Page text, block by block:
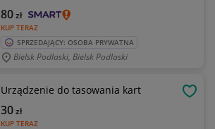
KUP TERAZ
80zł
SPRZEDAJĄCY: OSOBA PRYWATNA
Bielsk Podlaski, Bielsk Podlaski
Urządzenie do tasowania kart
KUP TERAZ
30zł